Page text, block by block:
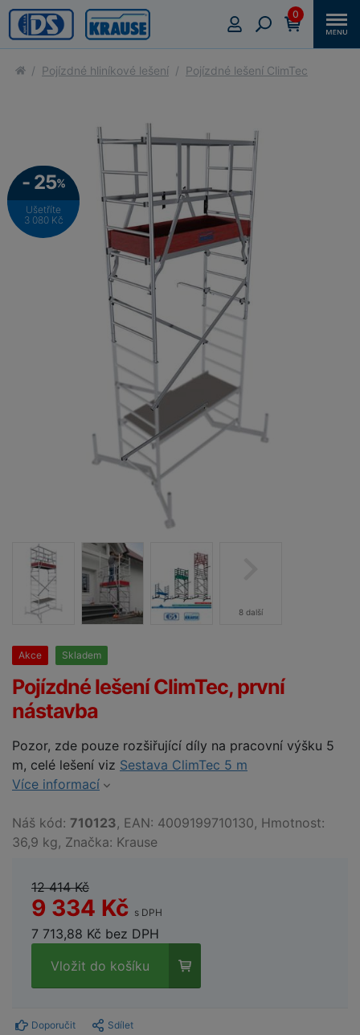
0
Pojízdné hliníkové lešení Pojízdné lešení ClimTec
8 další
- 25%
Ušetříte
3 080 Kč
Akce Skladem
Pojízdné lešení ClimTec, první
nástavba
Pozor, zde pouze rozšiřující díly na pracovní výšku 5
m, celé lešení viz Sestava ClimTec 5 m
Více informací
Náš kód: 710123, EAN: 4009199710130, Hmotnost:
36,9 kg, Značka: Krause
12 414 Kč
9 334 Kč s DPH
7 713,88 Kč bez DPH
Vložit do košíku
Doporučit Sdílet